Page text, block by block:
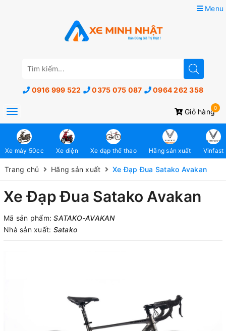
Menu
0916 999 522 0375 075 087 0964 262 358
Giỏ hàng0
Toggle
navigation
Xe máy 50cc Xe điện Xe đạp thể thao Hãng sản xuất Vinfast
Trang chủ Hãng sản xuất Xe Đạp Đua Satako Avakan
Xe Đạp Đua Satako Avakan
Mã sản phẩm:SATAKO-AVAKAN
Nhà sản xuất: Satako